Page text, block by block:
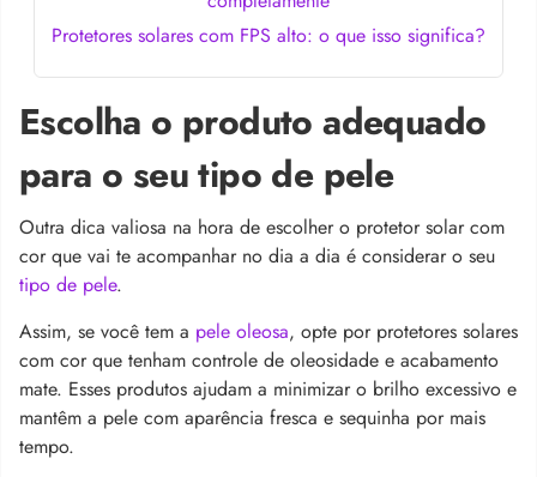
Protetores solares com FPS alto: o que isso significa?
Escolha o produto adequado
para o seu tipo de pele
Outra dica valiosa na hora de escolher o protetor solar com
cor que vai te acompanhar no dia a dia é considerar o seu
tipo de pele.
Assim, se você tem a pele oleosa, opte por protetores solares
com cor que tenham controle de oleosidade e acabamento
mate. Esses produtos ajudam a minimizar o brilho excessivo e
mantêm a pele com aparência fresca e sequinha por mais
tempo.